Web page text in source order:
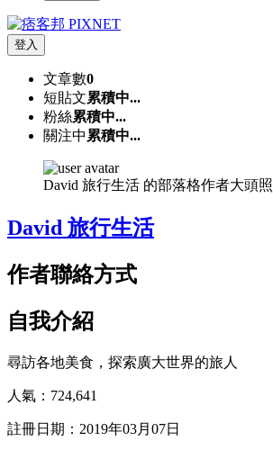
登入
文章數0
短貼文累積中...
粉絲累積中...
關注中 累積中...
David 旅行生活 的部落格作者大頭照
David 旅行生活
作者聯絡方式
自我介紹
尋訪各地美食，探索廣大世界的旅人
人氣： 724,641
註冊日期： 2019年03月07日